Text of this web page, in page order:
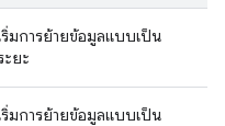
ริ่มการย้ายข้อมูลแบบเป็น
ะยะ
ริ่มการย้ายข้อมูลแบบเป็น